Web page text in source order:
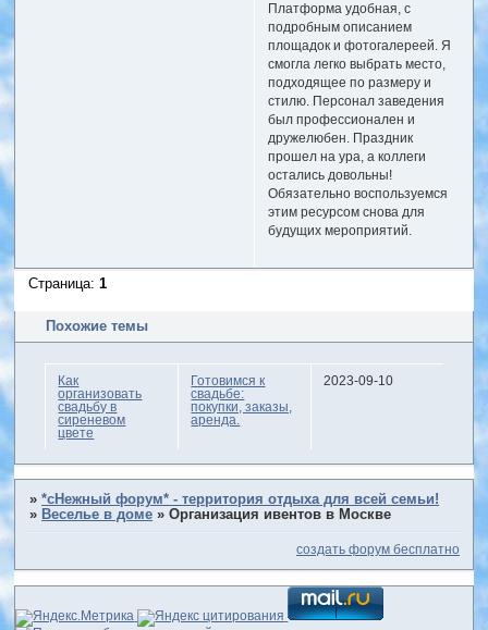
Платформа удобная, с
подробным описанием
площадок и фотогалереей. Я
смогла легко выбрать место,
подходящее по размеру и
стилю. Персонал заведения
был профессионален и
дружелюбен. Праздник
прошел на ура, а коллеги
остались довольны!
Обязательно воспользуемся
этим ресурсом снова для
будущих мероприятий.
Страница:1
Похожие темы
Как
организовать
свадьбу в
сиреневом
цвете
Готовимся к
свадьбе:
покупки, заказы,
аренда.
2023-09-10
»*сНежный форум* - территория отдыха для всей семьи!
» Веселье в доме »Организация ивентов в Москве
создать форум бесплатно